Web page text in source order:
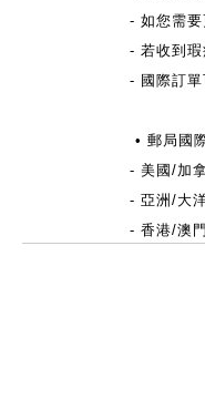
- 如您需
- 若收到瑕
- 國際訂
• 郵局國
- 美國/加
- 亞洲/大
- 香港/澳